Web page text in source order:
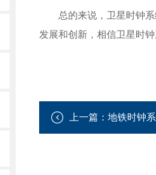
总的来说，卫星时钟
发展和创新，相信卫星时
上一篇： 地铁时钟